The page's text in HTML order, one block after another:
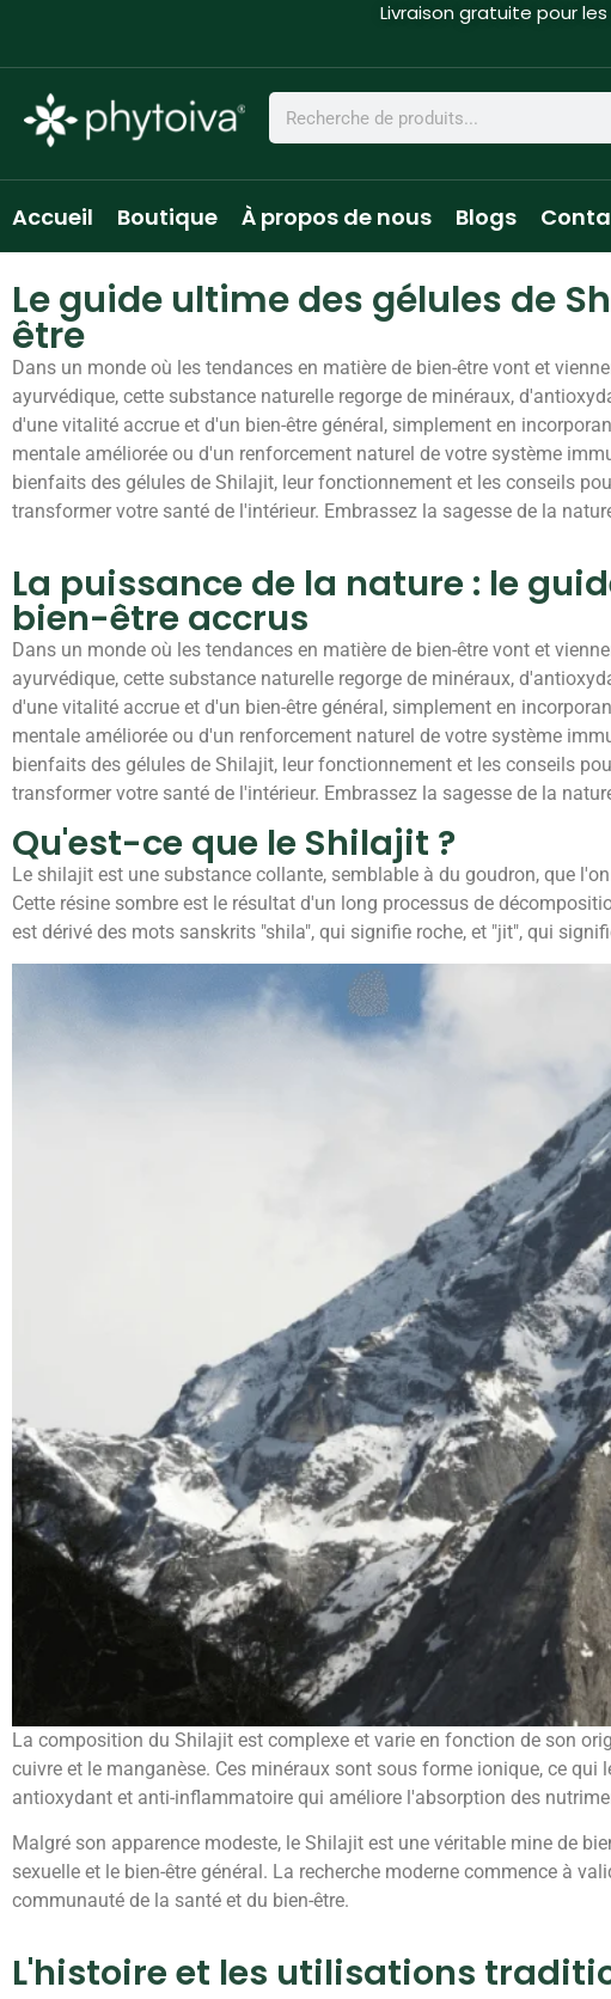
Livraison gratuite pour
Accueil Boutique À propos de nous Blogs
Le guide ultime des gélules de
être
Dans un monde où les tendances en matière de bien-être vont et
ayurvédique, cette substance naturelle regorge de minéraux,
d'une vitalité accrue et d'un bien-être général, simplement en
mentale améliorée ou d'un renforcement naturel de votre système
bienfaits des gélules de Shilajit, leur fonctionnement et les conseils
transformer votre santé de l'intérieur. Embrassez la sagesse de la
La puissance de la nature : le
bien-être accrus
Dans un monde où les tendances en matière de bien-être vont et
ayurvédique, cette substance naturelle regorge de minéraux,
d'une vitalité accrue et d'un bien-être général, simplement en
mentale améliorée ou d'un renforcement naturel de votre système
bienfaits des gélules de Shilajit, leur fonctionnement et les conseils
transformer votre santé de l'intérieur. Embrassez la sagesse de la
Qu'est-ce que le Shilajit ?
Le shilajit est une substance collante, semblable à du goudron, que
Cette résine sombre est le résultat d'un long processus de
est dérivé des mots sanskrits "shila", qui signifie roche, et "jit", qui
La composition du Shilajit est complexe et varie en fonction de son
cuivre et le manganèse. Ces minéraux sont sous forme ionique, ce
antioxydant et anti-inflammatoire qui améliore l'absorption des
Malgré son apparence modeste, le Shilajit est une véritable mine de
sexuelle et le bien-être général. La recherche moderne commence à
communauté de la santé et du bien-être.
L'histoire et les utilisations